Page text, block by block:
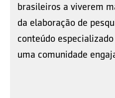
brasileiros a viverem
da elaboração de
conteúdo
uma comunidade